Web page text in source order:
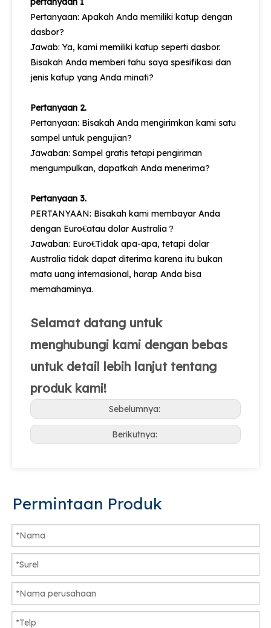
Pertanyaan: Apakah Anda memiliki katup dengan
dasbor?
Jawab: Ya, kami memiliki katup seperti dasbor.
Bisakah Anda memberi tahu saya spesifikasi dan
jenis katup yang Anda minati?
Pertanyaan 2.
Pertanyaan: Bisakah Anda mengirimkan kami satu
sampel untuk pengujian?
Jawaban: Sampel gratis tetapi pengiriman
mengumpulkan, dapatkah Anda menerima?
Pertanyaan 3.
PERTANYAAN: Bisakah kami membayar Anda
dengan Euro€atau dolar Australia ？
Jawaban: Euro€Tidak apa-apa, tetapi dolar
Australia tidak dapat diterima karena itu bukan
mata uang internasional, harap Anda bisa
memahaminya.
Selamat datang untuk
menghubungi kami dengan bebas
untuk detail lebih lanjut tentang
produk kami!
Sebelumnya:
Berikutnya:
Permintaan Produk